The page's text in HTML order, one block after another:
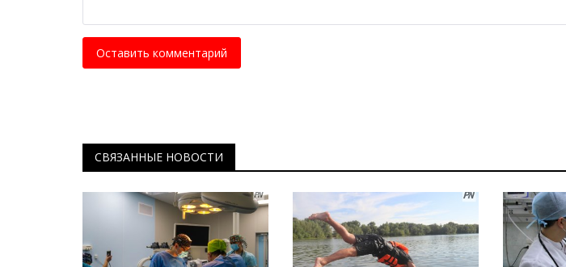
Оставить комментарий
СВЯЗАННЫЕ НОВОСТИ